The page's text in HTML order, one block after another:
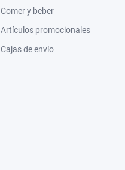
Comer y beber
Artículos promocionales
Cajas de envío